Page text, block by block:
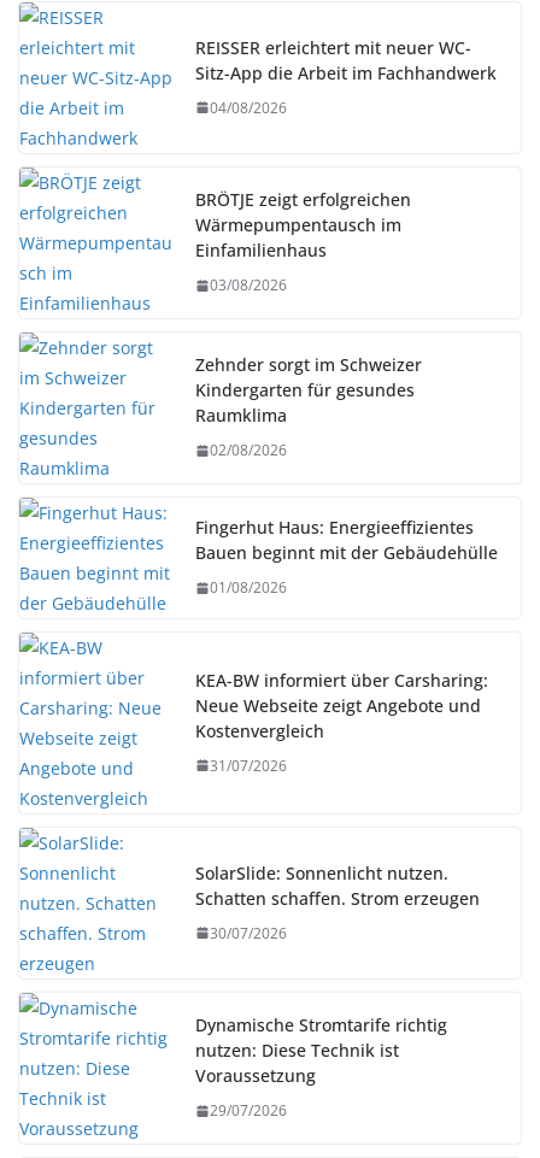
REISSER erleichtert mit neuer WC-
Sitz-App die Arbeit im Fachhandwerk
04/08/2026
BRÖTJE zeigt erfolgreichen
Wärmepumpentausch im
Einfamilienhaus
03/08/2026
Zehnder sorgt im Schweizer
Kindergarten für gesundes
Raumklima
02/08/2026
Fingerhut Haus: Energieeffizientes
Bauen beginnt mit der Gebäudehülle
01/08/2026
KEA-BW informiert über Carsharing:
Neue Webseite zeigt Angebote und
Kostenvergleich
31/07/2026
SolarSlide: Sonnenlicht nutzen.
Schatten schaffen. Strom erzeugen
30/07/2026
Dynamische Stromtarife richtig
nutzen: Diese Technik ist
Voraussetzung
29/07/2026